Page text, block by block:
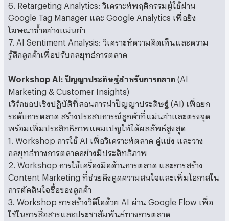
6. Retargeting Analytics: วิเคราะห์พฤติกรรมผู้ใช้ผ่าน
Google Tag Manager และ Google Analytics เพื่อยิง
โฆษณาซ้ำอย่างแม่นยำ
7. AI Sentiment Analysis: วิเคราะห์ความคิดเห็นและความ
รู้สึกลูกค้าเพื่อปรับกลยุทธ์การตลาด
Workshop AI: ปัญญาประดิษฐ์สำหรับการตลาด (AI
Marketing & Customer Insights)
เวิร์กชอปเชิงปฏิบัติที่สอนการนำปัญญาประดิษฐ์ (AI) เพื่อยก
ระดับการตลาด สร้างประสบการณ์ลูกค้าที่แม่นยำและตรงจุด
พร้อมเพิ่มประสิทธิภาพแคมเปญให้ได้ผลลัพธ์สูงสุด
1. Workshop การใช้ AI เพื่อวิเคราะห์ตลาด คู่แข่ง และวาง
กลยุทธ์ทางการตลาดอย่างมีประสิทธิภาพ
2. Workshop การใช้เครื่องมือด้านการตลาด และการสร้าง
Content Marketing ที่ช่วยดึงดูดความสนใจและเพิ่มโอกาสใน
การตัดสินใจซื้อของลูกค้า
3. Workshop การสร้างวิดีโอด้วย AI ผ่าน Google Flow เพื่อ
ใช้ในการสื่อสารและประชาสัมพันธ์ทางการตลาด